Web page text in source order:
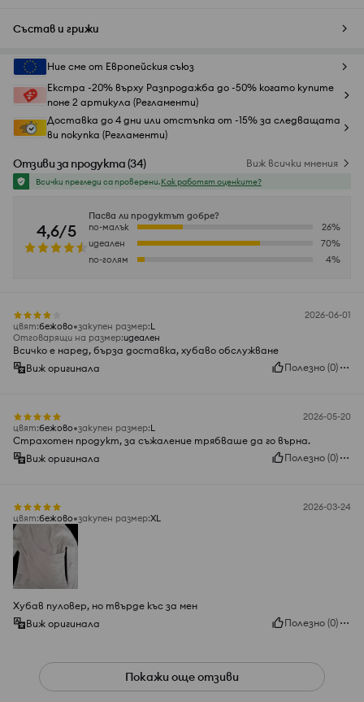
Състав и грижи
Ние сме от Европейския съюз
Екстра -20% върху Разпродажба до -50% когато купите
поне 2 артикула (Регламенти)
Доставка до 4 дни или отстъпка от -15% за следващата
ви покупка (Регламенти)
Отзиви за продукта(34) Виж всички мнения
Всички прегледи са проверени.Как работят оценките?
4,6/5
Пасва ли продуктът добре?
по-малък
26%
идеален
70%
по-голям
4%
2026-06-01
цвят:бежово закупен размер:L
Отговарящи на размер:идеален
Всичко е наред, бърза доставка, хубаво обслужване
Виж оригинала
Полезно (0)
2026-05-20
цвят:бежово закупен размер:L
Страхотен продукт, за съжаление трябваше да го върна.
Виж оригинала
Полезно (0)
2026-03-24
цвят:бежово закупен размер:XL
Хубав пуловер, но твърде къс за мен
Виж оригинала
Полезно (0)
Покажи още отзиви